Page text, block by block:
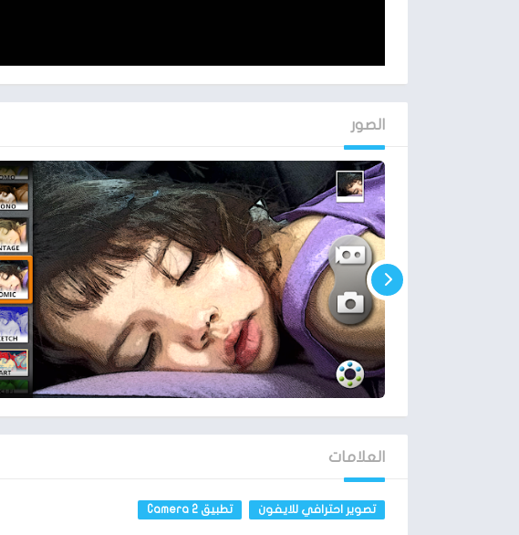
الصور
العلامات
تصوير احترافي للايفون تطبيق Camera 2